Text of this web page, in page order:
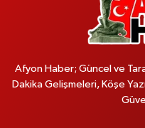
Afyon Haber; Güncel ve
Dakika Gelişmeleri, Köşe